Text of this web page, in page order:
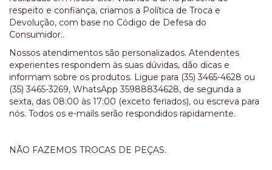
respeito e confiança, criamos a Política de Troca e
Devolução, com base no Código de Defesa do
Consumidor..
Nossos atendimentos são personalizados. Atendentes
experientes respondem às suas dúvidas, dão dicas e
informam sobre os produtos. Ligue para (35) 3465-4628 ou
(35) 3465-3269, WhatsApp 35988834628, de segunda a
sexta, das 08:00 às 17:00 (exceto feriados), ou escreva para
nós. Todos os e-mails serão respondidos rapidamente.
NÃO FAZEMOS TROCAS DE PEÇAS.